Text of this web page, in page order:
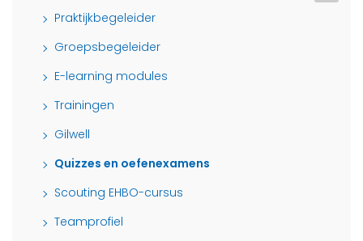
Praktijkbegeleider
Groepsbegeleider
E-learning modules
Trainingen
Gilwell
Quizzes en oefenexamens
Scouting EHBO-cursus
Teamprofiel